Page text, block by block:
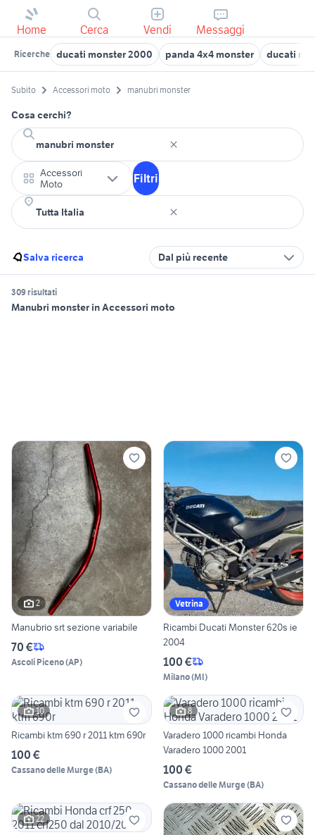
Home Cerca Vendi Messaggi
Ricerche ducati monster 2000 panda 4x4 monster ducati
Subito Accessori moto manubri monster
Cosa cerchi?
Accessori
Moto
Filtri
Salva ricerca Dal più recente
309 risultati
Manubri monster in Accessori moto
2
Manubrio srt sezione variabile
70 €
Ascoli Piceno(AP)
Vetrina
Ricambi Ducati Monster 620s ie
2004
100 €
Milano(MI)
10
Ricambi ktm 690 r 2011 ktm 690r
100 €
Cassano delle Murge(BA)
8
Varadero 1000 ricambi Honda
Varadero 1000 2001
100 €
Cassano delle Murge(BA)
22